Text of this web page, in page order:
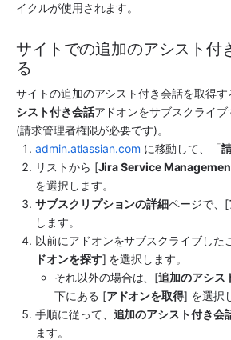
イクルが使用されます。
サイトでの追加のアシスト付
る
サイトの追加のアシスト付き会話を取得
シスト付き会話アドオンをサブスクライ
(請求管理者権限が必要です)。
admin.atlassian.com に移動して、「
リストから [Jira Service
を選択します。
サブスクリプションの詳細ページで、[
します。
以前にアドオンをサブスクライブした
ドオンを探す] を選択します。
それ以外の場合は、[追加のアシス
下にある [アドオンを取得] を選択
手順に従って、 追加のアシスト付き会
ます。